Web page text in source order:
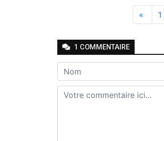
« 1
1 COMMENTAIRE